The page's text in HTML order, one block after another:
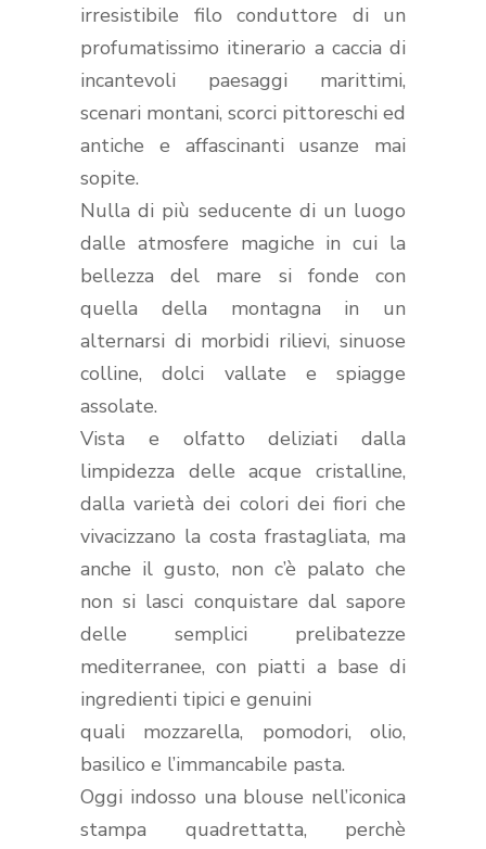
irresistibile filo conduttore di un
profumatissimo itinerario a caccia di
incantevoli paesaggi marittimi,
scenari montani, scorci pittoreschi ed
antiche e affascinanti usanze mai
sopite.
Nulla di più seducente di un luogo
dalle atmosfere magiche in cui la
bellezza del mare si fonde con
quella della montagna in un
alternarsi di morbidi rilievi, sinuose
colline, dolci vallate e spiagge
assolate.
Vista e olfatto deliziati dalla
limpidezza delle acque cristalline,
dalla varietà dei colori dei fiori che
vivacizzano la costa frastagliata, ma
anche il gusto, non c’è palato che
non si lasci conquistare dal sapore
delle semplici prelibatezze
mediterranee, con piatti a base di
ingredienti tipici e genuini
quali mozzarella, pomodori, olio,
basilico e l’immancabile pasta.
Oggi indosso una blouse nell’iconica
stampa quadrettatta, perchè